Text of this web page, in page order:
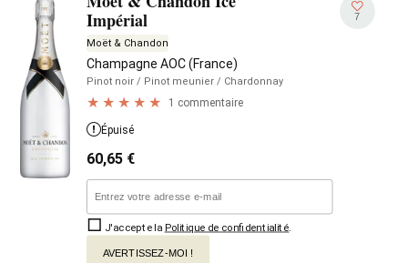
Impérial
Moët & Chandon
Champagne AOC (France)
Pinot noir / Pinot meunier / Chardonnay
1 commentaire
7
Épuisé
60,65 €
J'accepte la Politique de confidentialité
AVERTISSEZ-MOI !